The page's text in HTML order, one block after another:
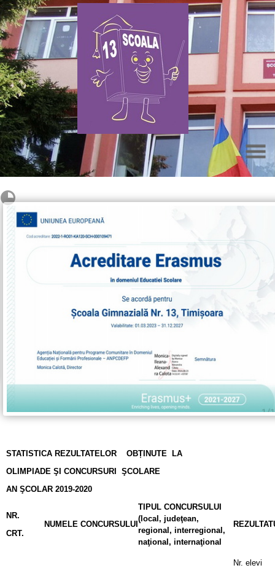
STATISTICA REZULTATELOR OBȚINUTE LA
OLIMPIADE ŞI CONCURSURI ŞCOLARE
AN ŞCOLAR 2019-2020
NR.
CRT.
NUMELE CONCURSULUI
TIPUL CONCURSULUI
(local, judeţean,
regional, interregional,
naţional, internaţional
Nr. elevi